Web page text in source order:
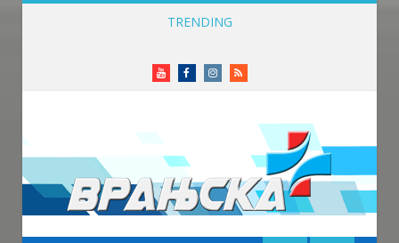
TRENDING
YoutubeFacebookInstagram
RSS